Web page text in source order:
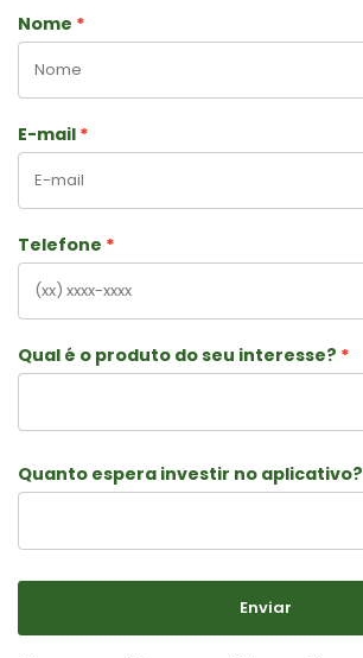
Nome
E-mail
Telefone
Qual é o produto do seu interesse?
Quanto espera investir no aplicativo?
Enviar